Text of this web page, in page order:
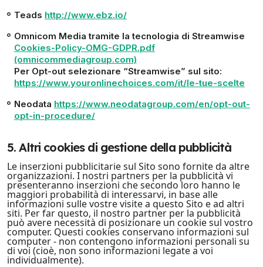
Teads http://www.ebz.io/
Omnicom Media tramite la tecnologia di Streamwise
Cookies-Policy-OMG-GDPR.pdf
(omnicommediagroup.com)
Per Opt-out selezionare “Streamwise” sul sito:
https://www.youronlinechoices.com/it/le-tue-scelte
Neodata https://www.neodatagroup.com/en/opt-out-
opt-in-procedure/
5. Altri cookies di gestione della pubblicità
Le inserzioni pubblicitarie sul Sito sono fornite da altre
organizzazioni. I nostri partners per la pubblicità vi
presenteranno inserzioni che secondo loro hanno le
maggiori probabilità di interessarvi, in base alle
informazioni sulle vostre visite a questo Sito e ad altri
siti. Per far questo, il nostro partner per la pubblicità
può avere necessità di posizionare un cookie sul vostro
computer. Questi cookies conservano informazioni sul
computer - non contengono informazioni personali su
di voi (cioè, non sono informazioni legate a voi
individualmente).